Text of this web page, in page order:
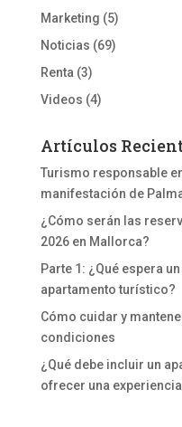
Marketing (5)
Noticias (69)
Renta (3)
Videos (4)
Artículos
Turismo responsable
manifestación de
¿Cómo serán las
2026 en Mallorca?
Parte 1: ¿Qué espera
apartamento turístico?
Cómo cuidar y
condiciones
¿Qué debe incluir un
ofrecer una